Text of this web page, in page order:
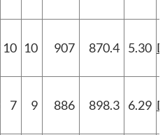
10 10 907 870.4 5.30
7 9 886 898.3 6.29